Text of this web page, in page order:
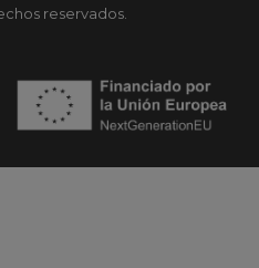
reservados.